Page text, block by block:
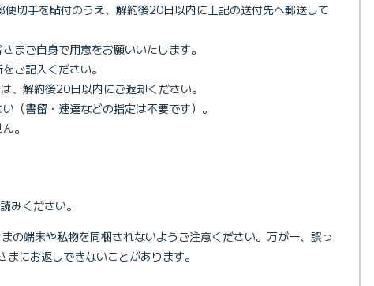
便切手を貼付のうえ、解約後20日以内に上記の送付先へ郵送して
まご自身で用意をお願いいたします。
ご記入ください。
、解約後20日以内にご返却ください。
（書留・速達などの指定は不要です）。
。
みください。
の端末や私物を同梱されないようご注意ください。万が一、誤っ
まにお返しできないことがあります。